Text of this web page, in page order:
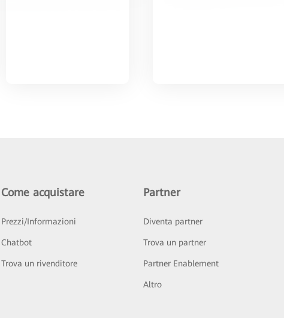
Come acquistare
Prezzi/Informazioni
Chatbot
Trova un rivenditore
Partner
Diventa partner
Trova un partner
Partner Enablement
Altro